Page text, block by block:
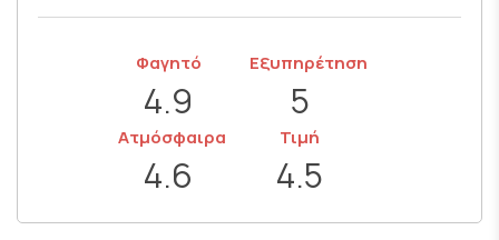
Φαγητό
4.9
Εξυπηρέτηση
5
Ατμόσφαιρα
4.6
Τιμή
4.5